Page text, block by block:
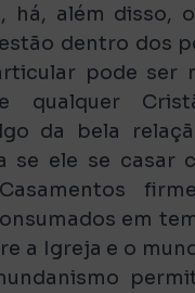
há, além disso,
dentro dos
pode ser
qualquer
da bela
se ele se casar
em
a Igreja e o